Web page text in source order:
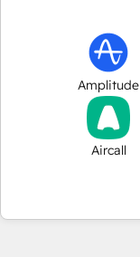
Amplitude
Aircall